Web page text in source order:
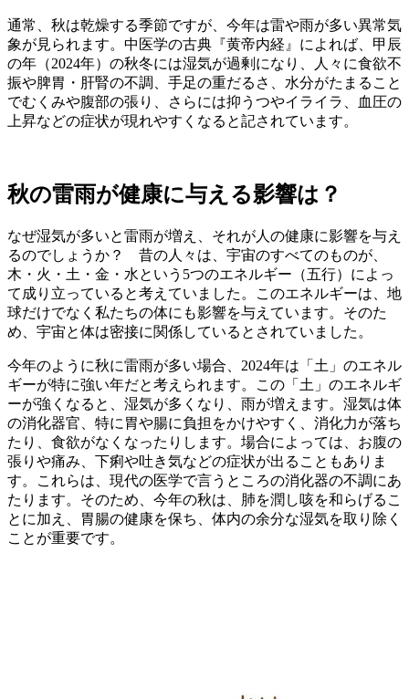
通常、秋は乾燥する季節ですが、今年は雷や雨が多い異常気
象が見られます。中医学の古典『黄帝内経』によれば、甲辰
の年（2024年）の秋冬には湿気が過剰になり、人々に食欲不
振や脾胃・肝腎の不調、手足の重だるさ、水分がたまること
でむくみや腹部の張り、さらには抑うつやイライラ、血圧の
上昇などの症状が現れやすくなると記されています。
秋の雷雨が健康に与える影響は？
なぜ湿気が多いと雷雨が増え、それが人の健康に影響を与え
るのでしょうか？ 昔の人々は、宇宙のすべてのものが、
木・火・土・金・水という5つのエネルギー（五行）によっ
て成り立っていると考えていました。このエネルギーは、地
球だけでなく私たちの体にも影響を与えています。そのた
め、宇宙と体は密接に関係しているとされていました。
今年のように秋に雷雨が多い場合、2024年は「土」のエネル
ギーが特に強い年だと考えられます。この「土」のエネルギ
ーが強くなると、湿気が多くなり、雨が増えます。湿気は体
の消化器官、特に胃や腸に負担をかけやすく、消化力が落ち
たり、食欲がなくなったりします。場合によっては、お腹の
張りや痛み、下痢や吐き気などの症状が出ることもありま
す。これらは、現代の医学で言うところの消化器の不調にあ
たります。そのため、今年の秋は、肺を潤し咳を和らげるこ
とに加え、胃腸の健康を保ち、体内の余分な湿気を取り除く
ことが重要です。